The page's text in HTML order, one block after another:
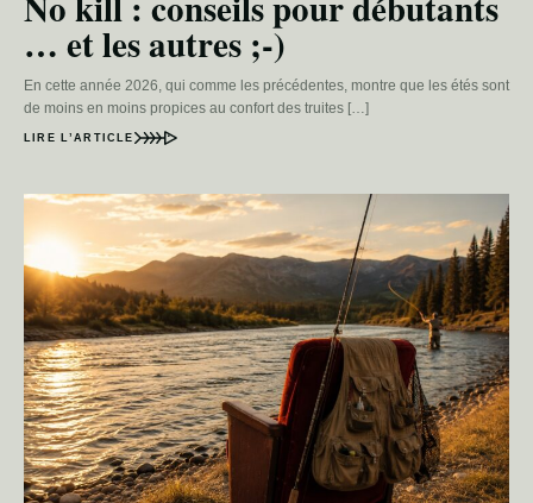
… et les autres ;-)
En cette année 2026, qui comme les précédentes, montre que les étés sont
de moins en moins propices au confort des truites […]
LIRE L’ARTICLE